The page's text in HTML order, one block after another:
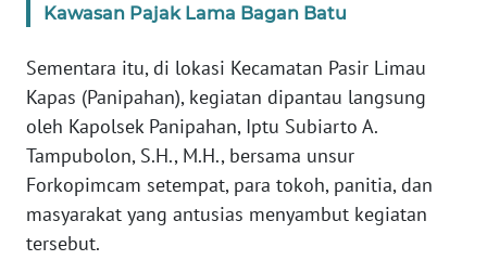
Kawasan Pajak Lama Bagan Batu
Sementara itu, di lokasi Kecamatan Pasir Limau
Kapas (Panipahan), kegiatan dipantau langsung
oleh Kapolsek Panipahan, Iptu Subiarto A.
Tampubolon, S.H., M.H., bersama unsur
Forkopimcam setempat, para tokoh, panitia, dan
masyarakat yang antusias menyambut kegiatan
tersebut.
BENGKULU
WN
LAMPUNG
WN
JATENG
NUSANTARA